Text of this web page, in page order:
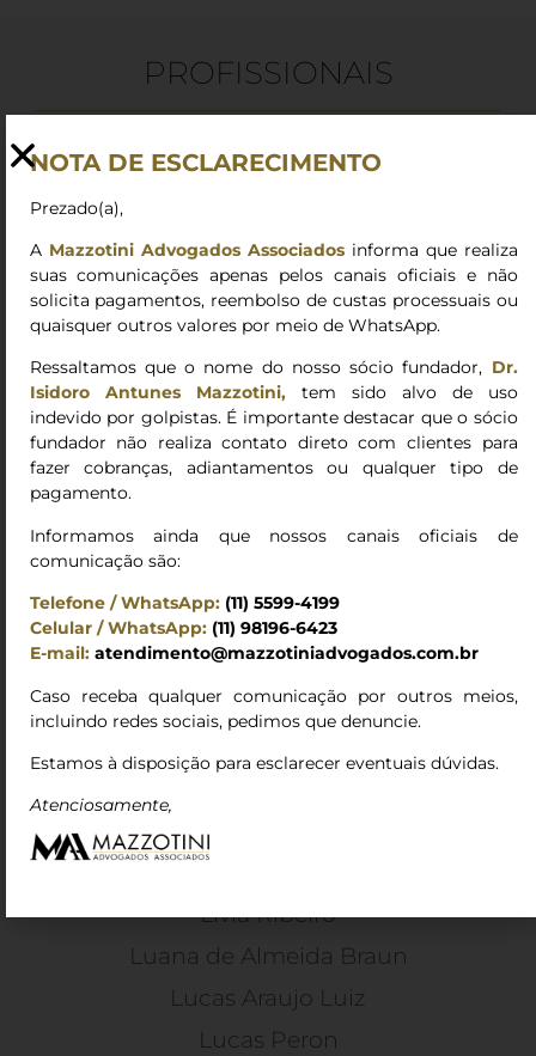
PROFISSIONAIS
André Leal Diniz
Caio Luis Barbosa Gonçalves
Camila Sandoval Urbaneja
Danilo Faria Abrão Teixeira
Eliane Andrade Ruiz
Frederico da Silva Ilyan
Gabriela Salani
Gregório Campanini Martins Tomoyosi
Guilherme de Oliveira de Barros
Ilan Amendola
Isidoro Antunes Mazzotini
Jefferson Ventura
João Vitor Silva
Livia Ribeiro
Luana de Almeida Braun
Lucas Araujo Luiz
Lucas Peron
NOTA DE ESCLARECIMENTO
Prezado(a),
A Mazzotini Advogados Associadosinforma que realiza
suas comunicações apenas pelos canais oficiais e não
solicita pagamentos, reembolso de custas processuais ou
quaisquer outros valores por meio de WhatsApp.
Ressaltamos que o nome do nosso sócio fundador, Dr.
Isidoro Antunes Mazzotini,tem sido alvo de uso
indevido por golpistas. É importante destacar que o sócio
fundador não realiza contato direto com clientes para
fazer cobranças, adiantamentos ou qualquer tipo de
pagamento.
Informamos ainda que nossos canais oficiais de
comunicação são:
Telefone / WhatsApp:(11) 5599-4199
Celular / WhatsApp:(11) 98196-6423
E-mail: atendimento@mazzotiniadvogados.com.br
Caso receba qualquer comunicação por outros meios,
incluindo redes sociais, pedimos que denuncie.
Estamos à disposição para esclarecer eventuais dúvidas.
Atenciosamente,